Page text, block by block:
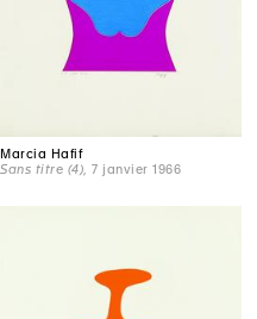
Marcia Hafif
Sans titre (4) , 7 janvier 1966